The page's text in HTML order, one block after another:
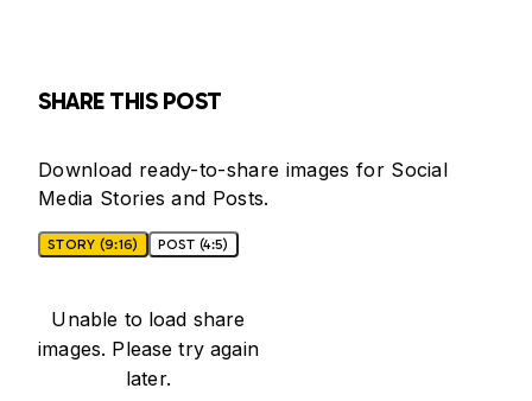
SHARE THIS POST
Download ready-to-share images for Social
Media Stories and Posts.
STORY (9:16) POST (4:5)
Unable to load share
images. Please try again
later.